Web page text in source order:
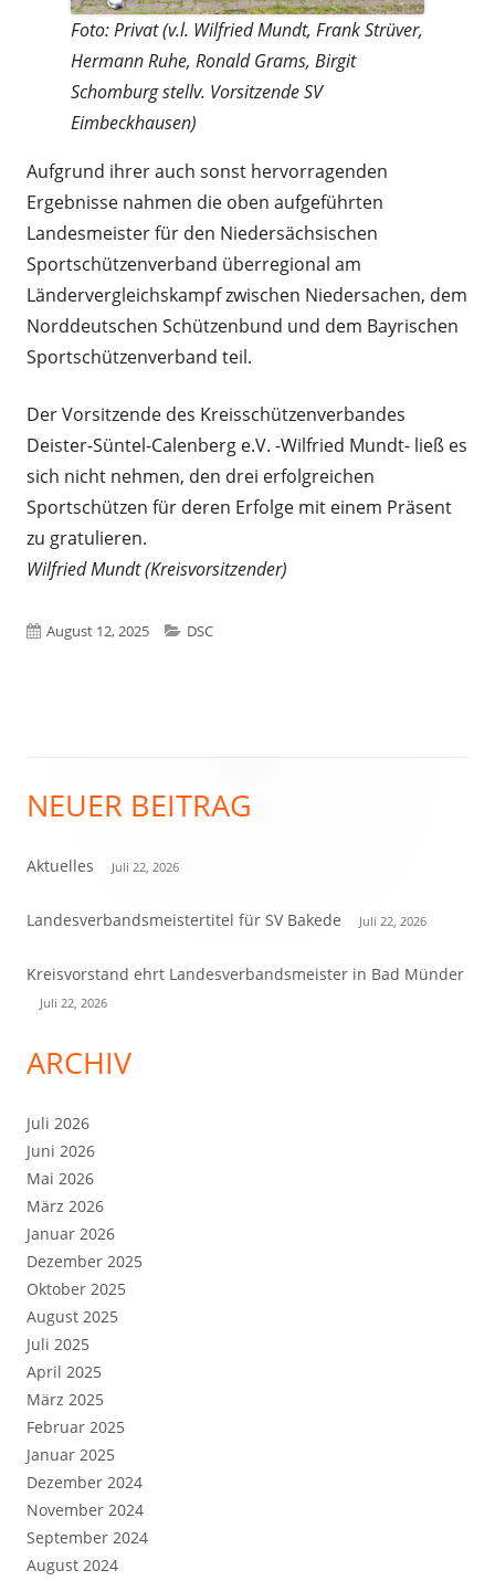
Foto: Privat (v.l. Wilfried Mundt, Frank Strüver,
Hermann Ruhe, Ronald Grams, Birgit
Schomburg stellv. Vorsitzende SV
Eimbeckhausen)
Aufgrund ihrer auch sonst hervorragenden
Ergebnisse nahmen die oben aufgeführten
Landesmeister für den Niedersächsischen
Sportschützenverband überregional am
Ländervergleichskampf zwischen Niedersachen, dem
Norddeutschen Schützenbund und dem Bayrischen
Sportschützenverband teil.
Der Vorsitzende des Kreisschützenverbandes
Deister-Süntel-Calenberg e.V. -Wilfried Mundt- ließ es
sich nicht nehmen, den drei erfolgreichen
Sportschützen für deren Erfolge mit einem Präsent
zu gratulieren.
Wilfried Mundt (Kreisvorsitzender)
Veröffentlicht
August 12, 2025 Kategorien
DSC
Haupt-
Seitenleiste
NEUER BEITRAG
Aktuelles Juli 22, 2026
Landesverbandsmeistertitel für SV Bakede Juli 22, 2026
Kreisvorstand ehrt Landesverbandsmeister in Bad Münder
Juli 22, 2026
ARCHIV
Juli 2026
Juni 2026
Mai 2026
März 2026
Januar 2026
Dezember 2025
Oktober 2025
August 2025
Juli 2025
April 2025
März 2025
Februar 2025
Januar 2025
Dezember 2024
November 2024
September 2024
August 2024